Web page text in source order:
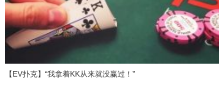
【EV扑克】“我拿着KK从来就没赢过！”